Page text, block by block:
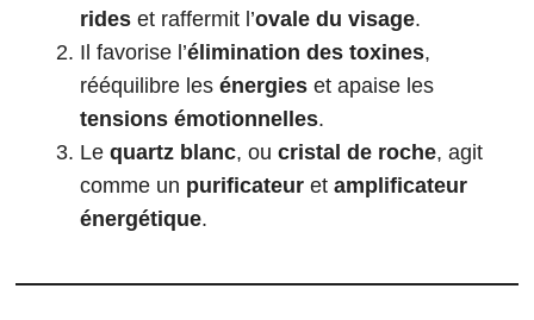
rides et raffermit l’ovale du visage.
Il favorise l’élimination des toxines,
rééquilibre les énergies et apaise les
tensions émotionnelles.
Le quartz blanc, ou cristal de roche, agit
comme un purificateur et amplificateur
énergétique.